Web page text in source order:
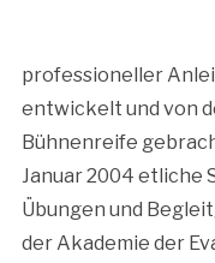
professioneller
entwickelt und von
Bühnenreife
Januar 2004 etliche
Übungen und
der Akademie der